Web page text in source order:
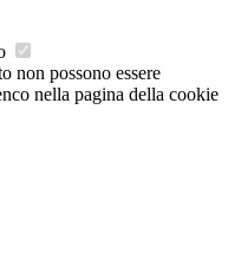
non possono essere
nella pagina della cookie